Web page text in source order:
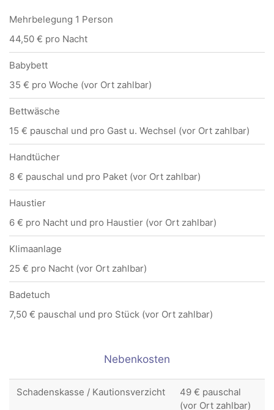
Mehrbelegung 1 Person
44,50 € pro Nacht
Babybett
35 € pro Woche (vor Ort zahlbar)
Bettwäsche
15 € pauschal und pro Gast u. Wechsel (vor Ort zahlbar)
Handtücher
8 € pauschal und pro Paket (vor Ort zahlbar)
Haustier
6 € pro Nacht und pro Haustier (vor Ort zahlbar)
Klimaanlage
25 € pro Nacht (vor Ort zahlbar)
Badetuch
7,50 € pauschal und pro Stück (vor Ort zahlbar)
Nebenkosten
Schadenskasse / Kautionsverzicht
49 € pauschal
(vor Ort zahlbar)